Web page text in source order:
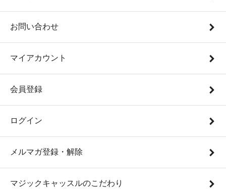
お問い合わせ
マイアカウント
会員登録
ログイン
メルマガ登録・解除
マジックキャッスルのこだわり